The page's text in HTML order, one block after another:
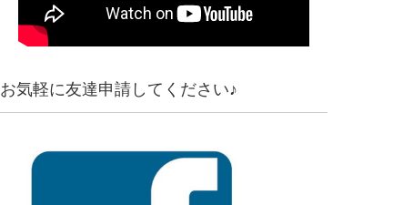
お気軽に友達申請してください♪